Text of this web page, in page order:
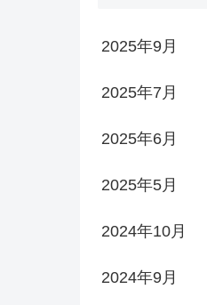
2025年9月
2025年7月
2025年6月
2025年5月
2024年10月
2024年9月